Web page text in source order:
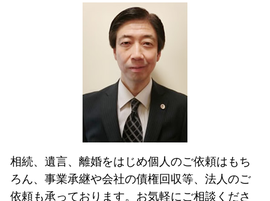
相続、遺言、離婚をはじめ個人のご依頼はもち
ろん、事業承継や会社の債権回収等、法人のご
依頼も承っております。お気軽にご相談くださ